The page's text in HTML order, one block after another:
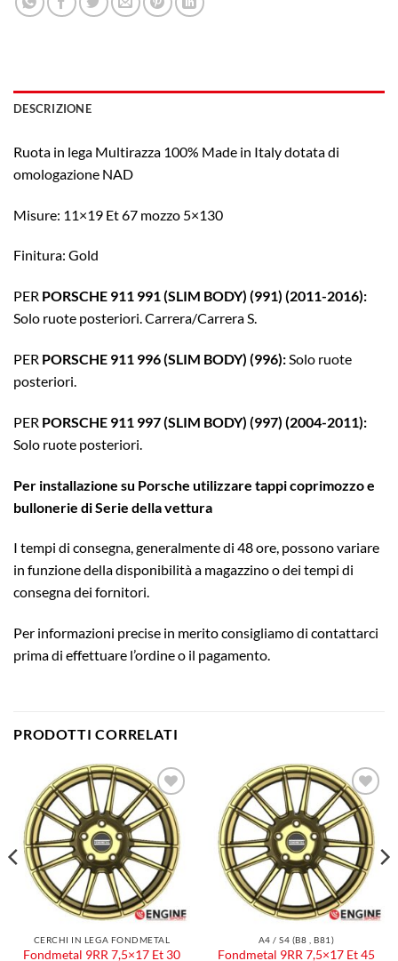
DESCRIZIONE
Ruota in lega Multirazza 100% Made in Italy dotata di
omologazione NAD
Misure: 11×19 Et 67 mozzo 5×130
Finitura: Gold
PER PORSCHE 911 991 (SLIM BODY) (991) (2011-2016):
Solo ruote posteriori. Carrera/Carrera S.
PER PORSCHE 911 996 (SLIM BODY) (996):Solo ruote
posteriori.
PER PORSCHE 911 997 (SLIM BODY) (997) (2004-2011):
Solo ruote posteriori.
Per installazione su Porsche utilizzare tappi coprimozzo e
bullonerie di Serie della vettura
I tempi di consegna, generalmente di 48 ore, possono variare
in funzione della disponibilità a magazzino o dei tempi di
consegna dei fornitori.
Per informazioni precise in merito consigliamo di contattarci
prima di effettuare l’ordine o il pagamento.
PRODOTTI CORRELATI
Aggiungi
alla lista
dei
desideri
CERCHI IN LEGA FONDMETAL
Fondmetal 9RR 7,5×17 Et 30
Aggiungi
alla lista
dei
desideri
A4 / S4 (B8 , B81)
Fondmetal 9RR 7,5×17 Et 45